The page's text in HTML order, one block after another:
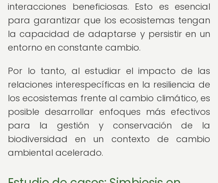
interacciones beneficiosas. Esto es esencial
para garantizar que los ecosistemas tengan
la capacidad de adaptarse y persistir en un
entorno en constante cambio.
Por lo tanto, al estudiar el impacto de las
relaciones interespecíficas en la resiliencia de
los ecosistemas frente al cambio climático, es
posible desarrollar enfoques más efectivos
para la gestión y conservación de la
biodiversidad en un contexto de cambio
ambiental acelerado.